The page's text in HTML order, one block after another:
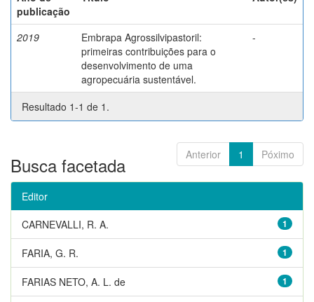
publicação
2019
Embrapa Agrossilvipastoril:
primeiras contribuições para o
desenvolvimento de uma
agropecuária sustentável.
-
Resultado 1-1 de 1.
Anterior 1 Póximo
Busca facetada
Editor
1
CARNEVALLI, R. A.
1
FARIA, G. R.
1
FARIAS NETO, A. L. de